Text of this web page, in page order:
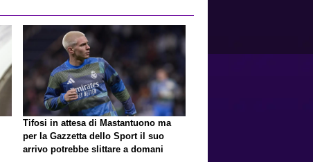
Tifosi in attesa di Mastantuono ma
per la Gazzetta dello Sport il suo
arrivo potrebbe slittare a domani